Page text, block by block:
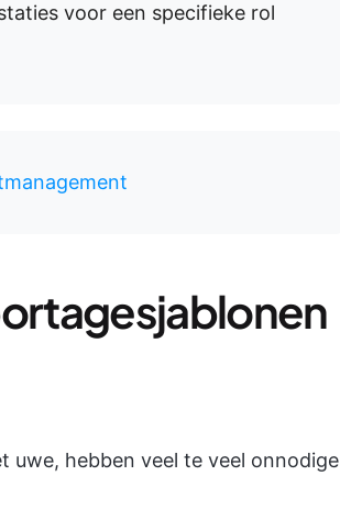
voor een specifieke rol
uwe, hebben veel te veel onnodige